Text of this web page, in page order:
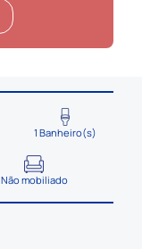
1 Banheiro(s)
Não mobiliado